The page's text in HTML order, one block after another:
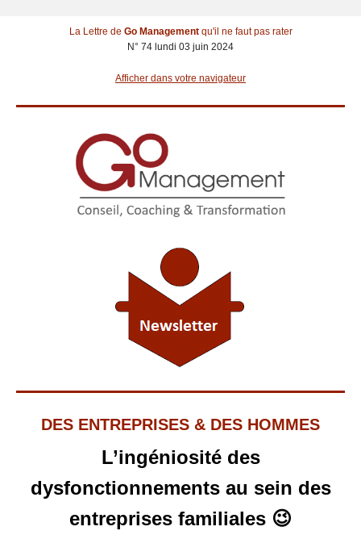
La Lettre de Go Managementqu'il ne faut pas rater
N° 74 lundi 03 juin 2024
Afficher dans votre navigateur
DES ENTREPRISES & DES HOMMES
L’ingéniosité des
dysfonctionnements au sein des
entreprises familiales 😉